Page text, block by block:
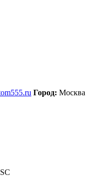
Город: Москва